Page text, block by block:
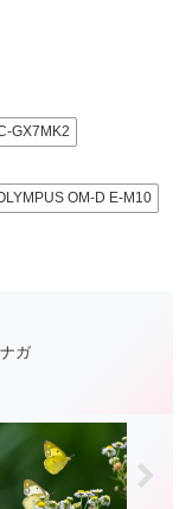
GX7MK2
OM-D E-M10
ガ